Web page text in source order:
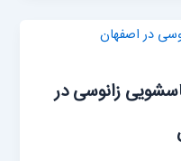
زانوسی در